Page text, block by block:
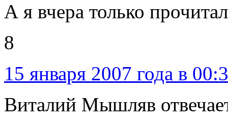
А я вчера только
8
15 января 2007 года в
Виталий Мышляв